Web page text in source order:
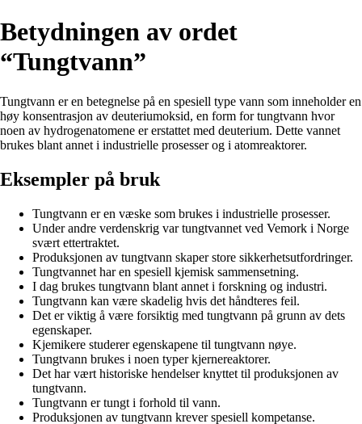
Betydningen av ordet
“Tungtvann”
Tungtvann er en betegnelse på en spesiell type vann som inneholder en
høy konsentrasjon av deuteriumoksid, en form for tungtvann hvor
noen av hydrogenatomene er erstattet med deuterium. Dette vannet
brukes blant annet i industrielle prosesser og i atomreaktorer.
Eksempler på bruk
Tungtvann er en væske som brukes i industrielle prosesser.
Under andre verdenskrig var tungtvannet ved Vemork i Norge
svært ettertraktet.
Produksjonen av tungtvann skaper store sikkerhetsutfordringer.
Tungtvannet har en spesiell kjemisk sammensetning.
I dag brukes tungtvann blant annet i forskning og industri.
Tungtvann kan være skadelig hvis det håndteres feil.
Det er viktig å være forsiktig med tungtvann på grunn av dets
egenskaper.
Kjemikere studerer egenskapene til tungtvann nøye.
Tungtvann brukes i noen typer kjernereaktorer.
Det har vært historiske hendelser knyttet til produksjonen av
tungtvann.
Tungtvann er tungt i forhold til vann.
Produksjonen av tungtvann krever spesiell kompetanse.